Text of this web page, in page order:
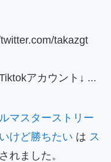
takazgt
アカウント↓ ...
マスターストリー
けど勝ちたい は ス
れました。